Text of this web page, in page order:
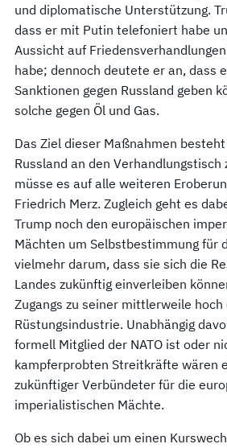
und diplomatische Unterstützung.
dass er mit Putin telefoniert habe
Aussicht auf
habe; dennoch deutete er an, dass
Sanktionen gegen Russland geben
solche gegen Öl und Gas.
Das Ziel dieser Maßnahmen
Russland an den Verhandlungstisch
müsse es auf alle weiteren
Friedrich Merz. Zugleich geht es
Trump noch den europäischen
Mächten um Selbstbestimmung für
vielmehr darum, dass sie sich die
Landes zukünftig einverleiben
Zugangs zu seiner mittlerweile
Rüstungsindustrie. Unabhängig
formell Mitglied der NATO ist oder
kampferprobten Streitkräfte wären
zukünftiger Verbündeter für die
imperialistischen Mächte.
Ob es sich dabei um einen